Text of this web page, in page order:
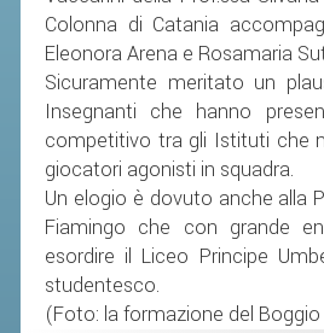
Colonna di Catania
Eleonora Arena e Rosamaria
Sicuramente meritato un
Insegnanti che hanno
competitivo tra gli Istituti che
giocatori agonisti in squadra.
Un elogio è dovuto anche alla
Fiamingo che con grande
esordire il Liceo Principe
studentesco.
(Foto: la formazione del
QUOTE E
CONVENZIONI
ACCEDI AL
LINE
MODULI
AFFILIARE UN
GARE ED EVENTI